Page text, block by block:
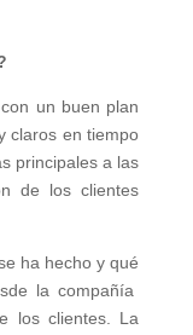
un buen plan
claros en tiempo
principales a las
de los clientes
ha hecho y qué
la compañía
los clientes. La